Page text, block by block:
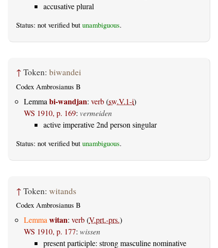
accusative plural
Status: not verified but unambiguous.
↑ Token: biwandei
Codex Ambrosianus B
Lemma bi-wandjan: verb(sw.V.1-i)
WS 1910, p. 169: vermeiden
active imperative 2nd person singular
Status: not verified but unambiguous.
↑ Token: witands
Codex Ambrosianus B
Lemmawitan: verb(V.prt.-prs.)
WS 1910, p. 177: wissen
present participle: strong masculine nominative